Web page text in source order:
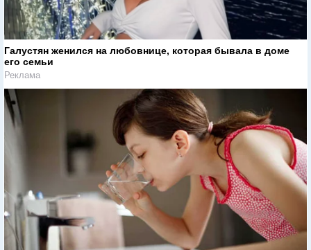
Галустян женился на любовнице, которая бывала в доме
его семьи
Реклама